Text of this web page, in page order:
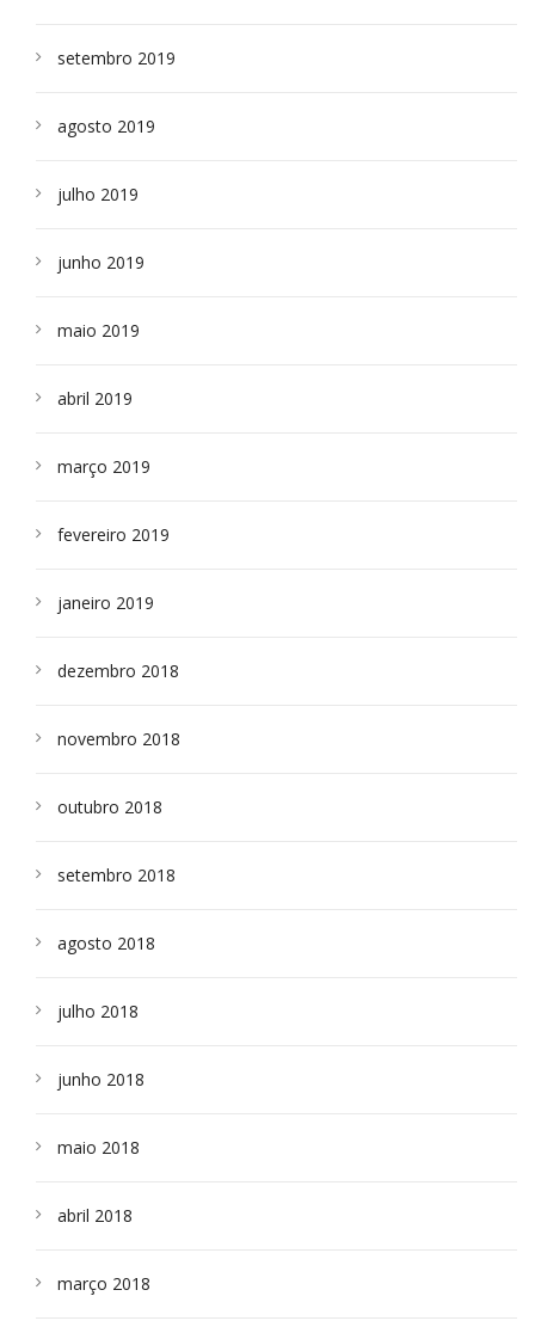
setembro 2019
agosto 2019
julho 2019
junho 2019
maio 2019
abril 2019
março 2019
fevereiro 2019
janeiro 2019
dezembro 2018
novembro 2018
outubro 2018
setembro 2018
agosto 2018
julho 2018
junho 2018
maio 2018
abril 2018
março 2018